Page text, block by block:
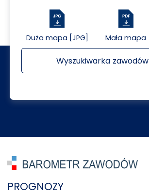
Duża mapa [JPG] Mała mapa
Wyszukiwarka zawodów
PROGNOZY